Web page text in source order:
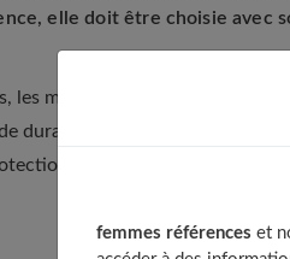
elle doit être choisie avec
les modèles proposés sur le
durabilité et de protection.
supplémentaire et
Table of Contents
femmes références et